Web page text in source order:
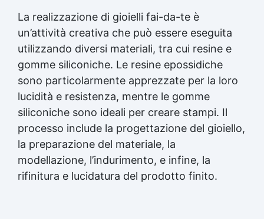
La realizzazione di gioielli fai-da-te è
un’attività creativa che può essere eseguita
utilizzando diversi materiali, tra cui resine e
gomme siliconiche. Le resine epossidiche
sono particolarmente apprezzate per la loro
lucidità e resistenza, mentre le gomme
siliconiche sono ideali per creare stampi. Il
processo include la progettazione del gioiello,
la preparazione del materiale, la
modellazione, l’indurimento, e infine, la
rifinitura e lucidatura del prodotto finito.